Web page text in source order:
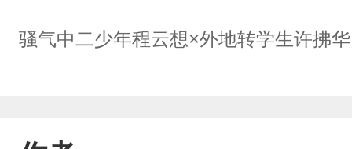
骚气中二少年程云想×外地转学生许拂